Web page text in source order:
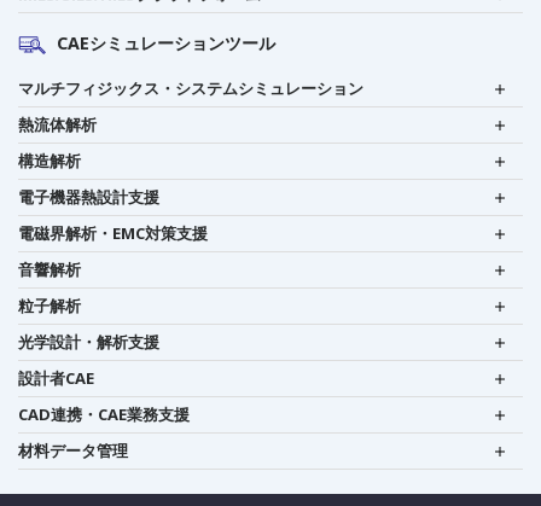
CAEシミュレーションツール
マルチフィジックス・システムシミュレーション
熱流体解析
構造解析
電子機器熱設計支援
電磁界解析・EMC対策支援
音響解析
粒子解析
光学設計・解析支援
設計者CAE
CAD連携・CAE業務支援
材料データ管理